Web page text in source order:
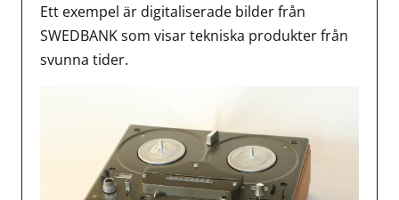
Ett exempel är digitaliserade bilder från
SWEDBANK som visar tekniska produkter från
svunna tider.